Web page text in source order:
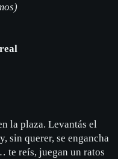
la plaza. Levantás el
sin querer, se engancha
te reís, juegan un ratos